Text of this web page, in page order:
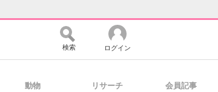
検索 ログイン
動物 リサーチ 会員記事